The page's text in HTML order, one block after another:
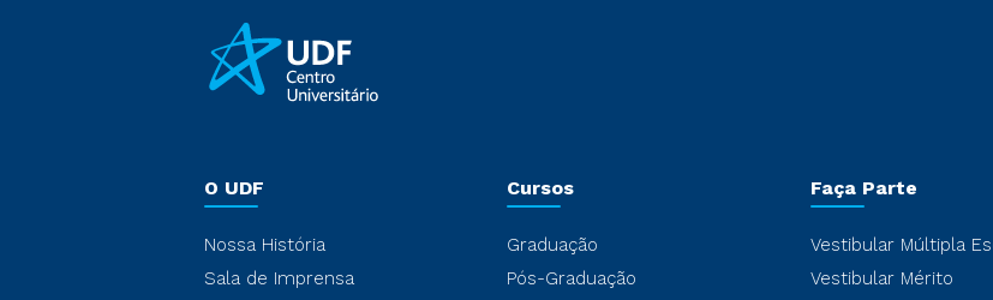
O UDF
Nossa História
Sala de Imprensa
Cursos
Graduação
Pós-Graduação
Faça Parte
Vestibular Múltipla
Vestibular Mérito